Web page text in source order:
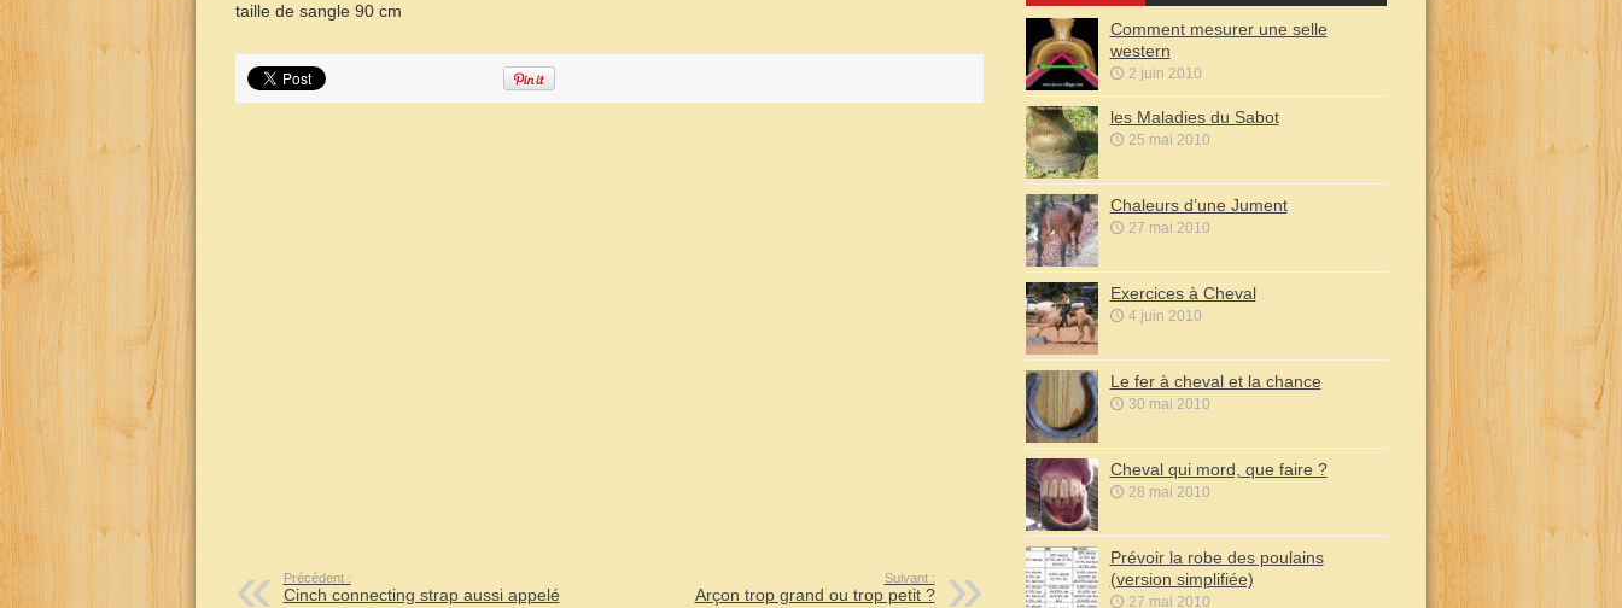
taille de sangle 90 cm
Précédent :
Cinch connecting strap aussi appelé
Suivant :
Arçon trop grand ou trop petit ?
Comment mesurer une selle
western
2 juin 2010
les Maladies du Sabot
25 mai 2010
Chaleurs d’une Jument
27 mai 2010
Exercices à Cheval
4 juin 2010
Le fer à cheval et la chance
30 mai 2010
Cheval qui mord, que faire ?
28 mai 2010
Prévoir la robe des poulains
(version simplifiée)
27 mai 2010